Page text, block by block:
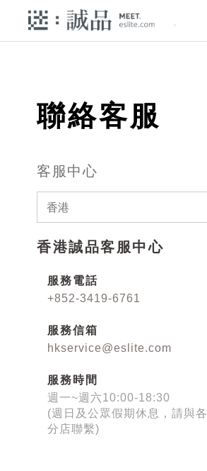
聯絡客服
客服中心
香港
香港誠品客服中心
服務電話
+852-3419-6761
服務信箱
hkservice@eslite.com
服務時間
週一~週六10:00-18:30
(週日及公眾假期休息，請與各
分店聯繫)